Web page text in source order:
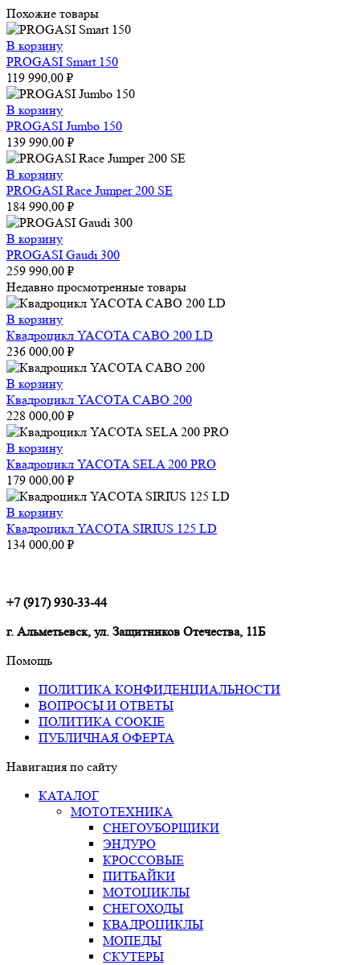
Похожие товары
В корзину
PROGASI Smart 150
119 990,00 ₽
В корзину
PROGASI Jumbo 150
139 990,00 ₽
В корзину
PROGASI Race Jumper 200 SE
184 990,00 ₽
В корзину
PROGASI Gaudi 300
259 990,00 ₽
Недавно просмотренные товары
В корзину
Квадроцикл YACOTA CABO 200 LD
236 000,00 ₽
В корзину
Квадроцикл YACOTA CABO 200
228 000,00 ₽
В корзину
Квадроцикл YACOTA SELA 200 PRO
179 000,00 ₽
В корзину
Квадроцикл YACOTA SIRIUS 125 LD
134 000,00 ₽
+7 (917) 930-33-44
г. Альметьевск, ул. Защитников Отечества, 11Б
Помощь
ПОЛИТИКА КОНФИДЕНЦИАЛЬНОСТИ
ВОПРОСЫ И ОТВЕТЫ
ПОЛИТИКА COOKIE
ПУБЛИЧНАЯ ОФЕРТА
Навигация по сайту
КАТАЛОГ
МОТОТЕХНИКА
СНЕГОУБОРЩИКИ
ЭНДУРО
КРОССОВЫЕ
ПИТБАЙКИ
МОТОЦИКЛЫ
СНЕГОХОДЫ
КВАДРОЦИКЛЫ
МОПЕДЫ
СКУТЕРЫ